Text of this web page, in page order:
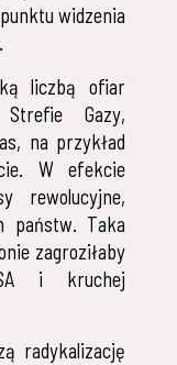
widzenia
liczbą ofiar
Gazy,
na przykład
W efekcie
rewolucyjne,
państw. Taka
zagroziłaby
i kruchej
radykalizację